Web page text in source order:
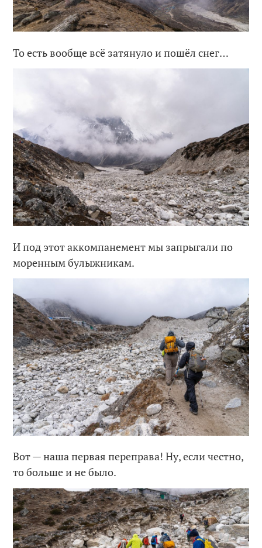
То есть вообще всё затянуло и пошёл снег…
И под этот аккомпанемент мы запрыгали по
моренным булыжникам.
Вот — наша первая переправа! Ну, если честно,
то больше и не было.